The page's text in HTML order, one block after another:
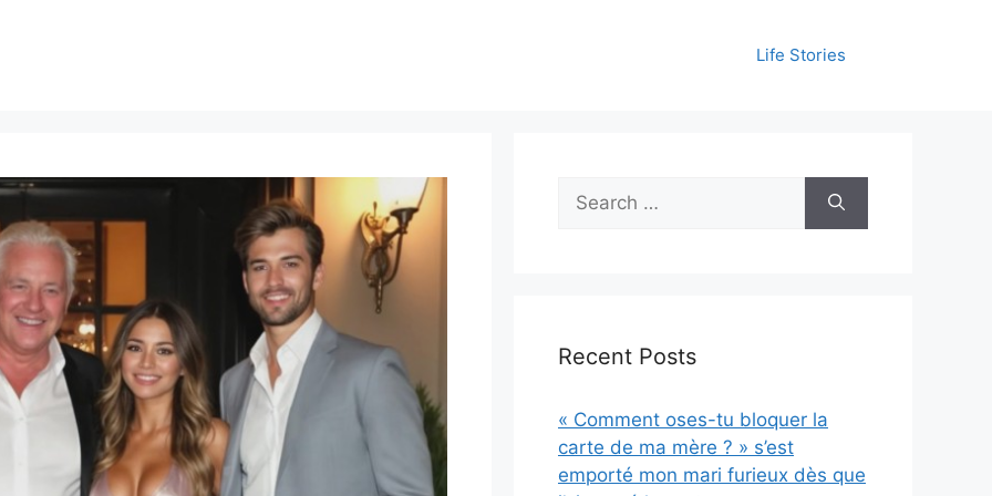
Life Stories
Search
for:
Recent Posts
« Comment oses-tu bloquer la
carte de ma mère ? » s’est
emporté mon mari furieux dès que